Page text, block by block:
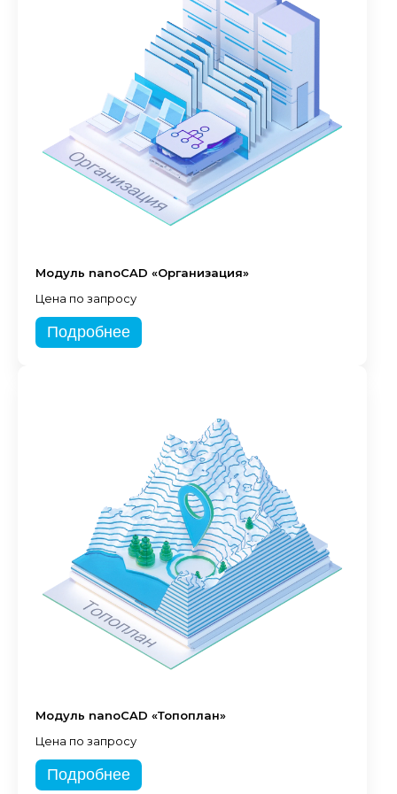
Модуль nanoCAD «Организация»
Цена по запросу
Подробнее
Модуль nanoCAD «Топоплан»
Цена по запросу
Подробнее